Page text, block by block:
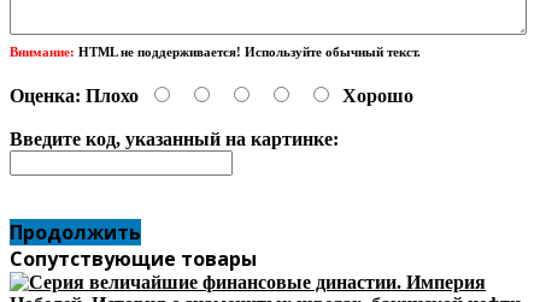
Внимание: HTML не поддерживается! Используйте обычный текст.
Оценка: Плохо Хорошо
Введите код, указанный на картинке:
Продолжить
Сопутствующие товары